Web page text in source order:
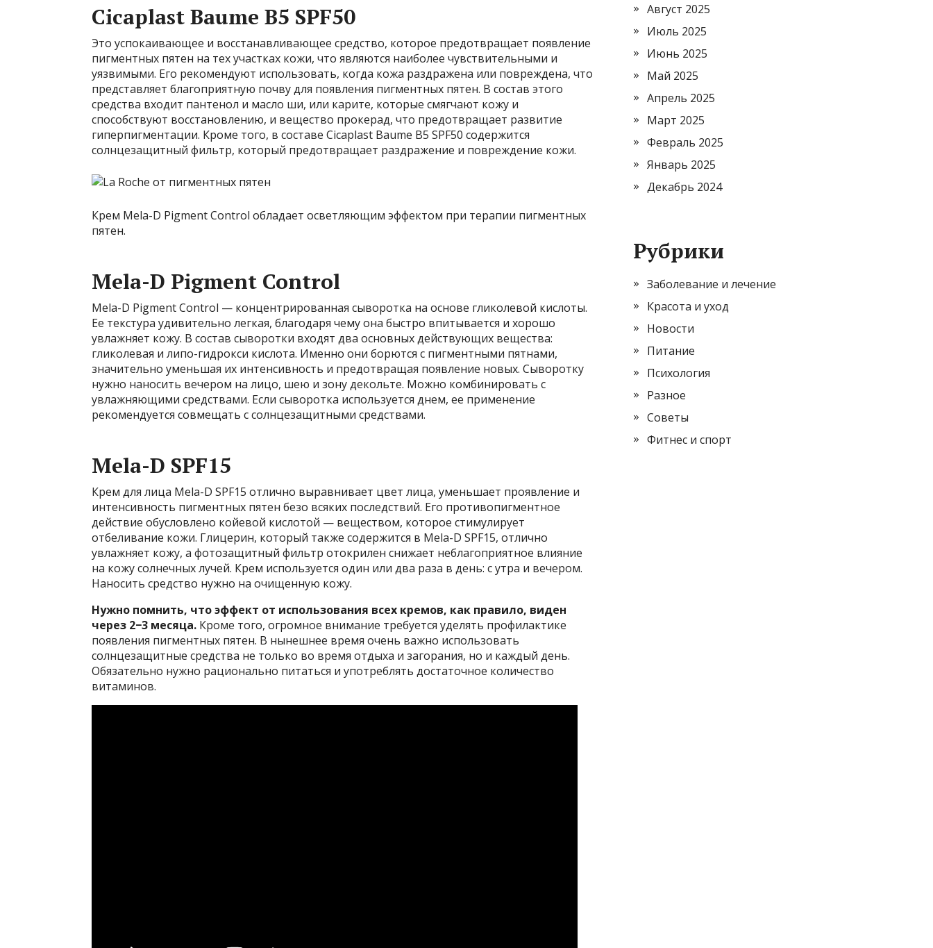
Cicaplast Baume B5 SPF50
Это успокаивающее и восстанавливающее средство, которое предотвращает появление
пигментных пятен на тех участках кожи, что являются наиболее чувствительными и
уязвимыми. Его рекомендуют использовать, когда кожа раздражена или повреждена, что
представляет благоприятную почву для появления пигментных пятен. В состав этого
средства входит пантенол и масло ши, или карите, которые смягчают кожу и
способствуют восстановлению, и вещество прокерад, что предотвращает развитие
гиперпигментации. Кроме того, в составе Cicaplast Baume B5 SPF50 содержится
солнцезащитный фильтр, который предотвращает раздражение и повреждение кожи.
Крем Mela-D Pigment Control обладает осветляющим эффектом при терапии пигментных
пятен.
Mela-D Pigment Control
Mela-D Pigment Control — концентрированная сыворотка на основе гликолевой кислоты.
Ее текстура удивительно легкая, благодаря чему она быстро впитывается и хорошо
увлажняет кожу. В состав сыворотки входят два основных действующих вещества:
гликолевая и липо-гидрокси кислота. Именно они борются с пигментными пятнами,
значительно уменьшая их интенсивность и предотвращая появление новых. Сыворотку
нужно наносить вечером на лицо, шею и зону декольте. Можно комбинировать с
увлажняющими средствами. Если сыворотка используется днем, ее применение
рекомендуется совмещать с солнцезащитными средствами.
Mela-D SPF15
Крем для лица Mela-D SPF15 отлично выравнивает цвет лица, уменьшает проявление и
интенсивность пигментных пятен безо всяких последствий. Его противопигментное
действие обусловлено койевой кислотой — веществом, которое стимулирует
отбеливание кожи. Глицерин, который также содержится в Mela-D SPF15, отлично
увлажняет кожу, а фотозащитный фильтр отокрилен снижает неблагоприятное влияние
на кожу солнечных лучей. Крем используется один или два раза в день: с утра и вечером.
Наносить средство нужно на очищенную кожу.
Нужно помнить, что эффект от использования всех кремов, как правило, виден
через 2−3 месяца. Кроме того, огромное внимание требуется уделять профилактике
появления пигментных пятен. В нынешнее время очень важно использовать
солнцезащитные средства не только во время отдыха и загорания, но и каждый день.
Обязательно нужно рационально питаться и употреблять достаточное количество
витаминов.
Август 2025
Июль 2025
Июнь 2025
Май 2025
Апрель 2025
Март 2025
Февраль 2025
Январь 2025
Декабрь 2024
Рубрики
Заболевание и лечение
Красота и уход
Новости
Питание
Психология
Разное
Советы
Фитнес и спорт